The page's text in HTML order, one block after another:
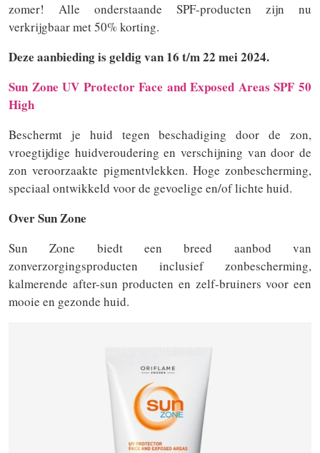
zomer! Alle onderstaande SPF-producten zijn nu
verkrijgbaar met 50% korting.
Deze aanbieding is geldig van 16 t/m 22 mei 2024.
Sun Zone UV Protector Face and Exposed Areas SPF 50
High
Beschermt je huid tegen beschadiging door de zon,
vroegtijdige huidveroudering en verschijning van door de
zon veroorzaakte pigmentvlekken. Hoge zonbescherming,
speciaal ontwikkeld voor de gevoelige en/of lichte huid.
Over Sun Zone
Sun Zone biedt een breed aanbod van
zonverzorgingsproducten inclusief zonbescherming,
kalmerende after-sun producten en zelf-bruiners voor een
mooie en gezonde huid.